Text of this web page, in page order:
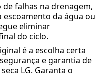
falhas na drenagem,
da água ou
eliminar
do ciclo.
é a escolha certa
e garantia de
LG. Garanta o